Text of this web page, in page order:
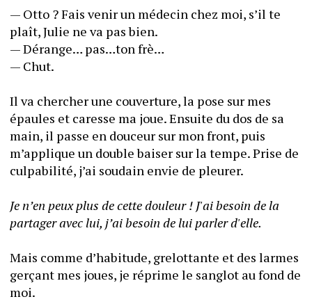
— Otto ? Fais venir un médecin chez moi, s’il te
plaît, Julie ne va pas bien.
— Dérange… pas…ton frè…
— Chut.
Il va chercher une couverture, la pose sur mes
épaules et caresse ma joue. Ensuite du dos de sa
main, il passe en douceur sur mon front, puis
m’applique un double baiser sur la tempe. Prise de
culpabilité, j’ai soudain envie de pleurer.
Je n’en peux plus de cette douleur ! J'ai besoin de la
partager avec lui, j’ai besoin de lui parler d'elle.
Mais comme d’habitude, grelottante et des larmes
gerçant mes joues, je réprime le sanglot au fond de
moi.